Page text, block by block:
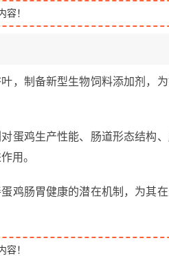
！
，制备新型生物饲料添加剂，
蛋鸡生产性能、肠道形态结构
用。
鸡肠胃健康的潜在机制，为其
！